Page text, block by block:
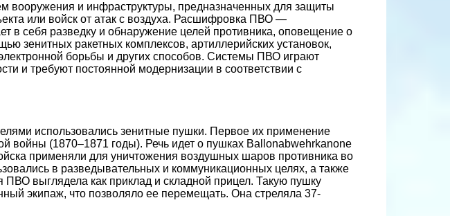
вооружения и инфраструктуры, предназначенных для защиты
или войск от атак с воздуха. Расшифровка ПВО —
в себя разведку и обнаружение целей противника, оповещение о
зенитных ракетных комплексов, артиллерийских установок,
борьбы и других способов. Системы ПВО играют
и требуют постоянной модернизации в соответствии с
использовались зенитные пушки. Первое их применение
войны (1870–1871 годы). Речь идет о пушках Ballonabwehrkanone
применяли для уничтожения воздушных шаров противника во
в разведывательных и коммуникационных целях, а также
выглядела как приклад и складной прицел. Такую пушку
экипаж, что позволяло ее перемещать. Она стреляла 37-